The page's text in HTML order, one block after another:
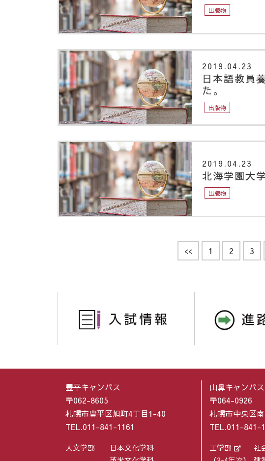
出版物
2019.04.23
日本語教員
た。
出版物
2019.04.23
北海学園大
出版物
<< 1 2 3
豊平キャンパス
〒062-8605
札幌市豊平区旭町4丁目1-40
TEL.011-841-1161
人文学部
日本文化学科
山鼻キャンパス
〒064-0926
札幌市中央区
TEL.011-841-
工学部
社